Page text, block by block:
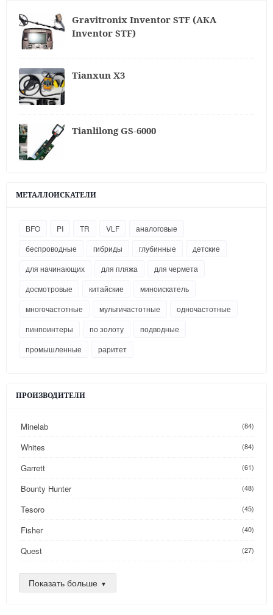
Gravitronix Inventor STF (АКА
Inventor STF)
Tianxun X3
Tianlilong GS-6000
МЕТАЛЛОИСКАТЕЛИ
BFO PI TR VLF
аналоговые
беспроводные
гибриды глубинные
детские
для начинающих
для пляжа
для чермета
досмотровые
китайские
миноискатель
многочастотные
мультичастотные
одночастотные
пинпоинтеры
по золоту
подводные
промышленные
раритет
ПРОИЗВОДИТЕЛИ
Minelab (84)
Whites (84)
Garrett (61)
Bounty Hunter (48)
Tesoro (45)
Fisher (40)
Quest (27)
Golden Mask
Nokta
Показать больше